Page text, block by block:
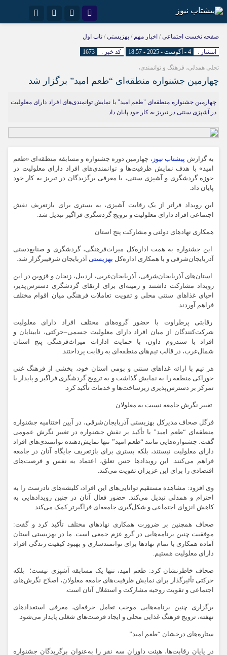
اینستاگرام تلگرام
سروش ایتا
رمز عبور
مرا به خاطر بسپار
صفحه نخست اجتماعی/ اخبار مهم / بهزیستی/ تاپ اول
انتشار : 4 - آگوست - 2025 - 18:57 کد خبر : 1673
تجلی همدلی، فرهنگ و توانمندی،
چهارمین جشنواره منطقه‌ای “طعم امید” برگزار شد
چهارمین جشنواره منطقه‌ای "طعم امید" با نمایش توانمندی‌های افراد دارای معلولیت
در آشپزی سنتی در تبریز به کار خود پایان داد.
به گزارش پیشتاب نیوز ، چهارمین دوره جشنواره و مسابقه منطقه‌ای «طعم
امید» با هدف نمایش ظرفیت‌ها و توانمندی‌های افراد دارای معلولیت در
حوزه گردشگری و آشپزی سنتی، با معرفی برگزیدگان در تبریز به کار خود
پایان داد.
این رویداد فراتر از یک رقابت آشپزی، به بستری برای بازتعریف نقش
اجتماعی افراد دارای معلولیت و ترویج گردشگری فراگیر تبدیل شد.
همکاری نهادهای دولتی و مشارکت پنج استان
این جشنواره به همت اداره‌کل میراث‌فرهنگی، گردشگری و صنایع‌دستی
آذربایجان‌شرقی و با همکاری اداره‌کل بهزیستی آذربایجان شرقیبرگزار شد.
استان‌های آذربایجان‌شرقی، آذربایجان‌غربی، اردبیل، زنجان و قزوین در این
رویداد مشارکت داشتند و زمینه‌ای برای ارتقای گردشگری دسترس‌پذیر،
احیای غذاهای سنتی محلی و تقویت تعاملات فرهنگی میان اقوام مختلف
فراهم آوردند.
رقابتی پرطراوت با حضور گروه‌های مختلف افراد دارای معلولیت
شرکت‌کنندگان از میان افراد دارای معلولیت جسمی–حرکتی، نابینایان و
افراد با سندروم داون، با حمایت ادارات میراث‌فرهنگی پنج استان
شمال‌غرب، در قالب تیم‌های منطقه‌ای به رقابت پرداختند.
هر تیم با ارائه غذاهای سنتی و بومی استان خود، بخشی از فرهنگ غنی
خوراکی منطقه را به نمایش گذاشت و به ترویج گردشگری فراگیر و پایدار با
تمرکز بر دسترس‌پذیری زیرساخت‌ها و خدمات تأکید کرد.
تغییر نگرش جامعه نسبت به معلولان
فرگل صحاف مدیرکل بهزیستی آذربایجان‌شرقی، در آیین اختتامیه جشنواره
منطقه‌ای “طعم امید” با تأکید بر نقش جشنواره در تغییر نگرش عمومی
گفت: جشنواره‌هایی مانند “طعم امید” تنها نمایش‌دهنده توانمندی‌های افراد
دارای معلولیت نیستند، بلکه بستری برای بازتعریف جایگاه آنان در جامعه
فراهم می‌کنند. این رویدادها حس تعلق، اعتماد به نفس و فرصت‌های
اقتصادی را برای این عزیزان تقویت می‌کند.
وی افزود: مشاهده مستقیم توانایی‌های این افراد، کلیشه‌های نادرست را به
احترام و همدلی تبدیل می‌کند. حضور فعال آنان در چنین رویدادهایی به
کاهش انزوای اجتماعی و شکل‌گیری جامعه‌ای فراگیرتر کمک می‌کند.
صحاف همچنین بر ضرورت همکاری نهادهای مختلف تأکید کرد و گفت:
موفقیت چنین برنامه‌هایی در گرو عزم جمعی است. ما در بهزیستی استان
آماده همکاری با تمام نهادها برای توانمندسازی و بهبود کیفیت زندگی افراد
دارای معلولیت هستیم.
صحاف خاطرنشان کرد: طعم امید، تنها یک مسابقه آشپزی نیست؛ بلکه
حرکتی تأثیرگذار برای نمایش ظرفیت‌های جامعه معلولان، اصلاح نگرش‌های
اجتماعی و تقویت روحیه مشارکت و استقلال آنان است.
برگزاری چنین برنامه‌هایی موجب تعامل حرفه‌ای، معرفی استعدادهای
نهفته، ترویج فرهنگ غذایی محلی و ایجاد فرصت‌های شغلی پایدار می‌شود.
ستاره‌های درخشان “طعم امید”
در پایان رقابت‌ها، هیئت داوران سه نفر را به‌عنوان برگزیدگان جشنواره